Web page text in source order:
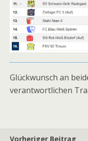
Glückwunsch an
verantwortlichen
Vorheriger Beitrag